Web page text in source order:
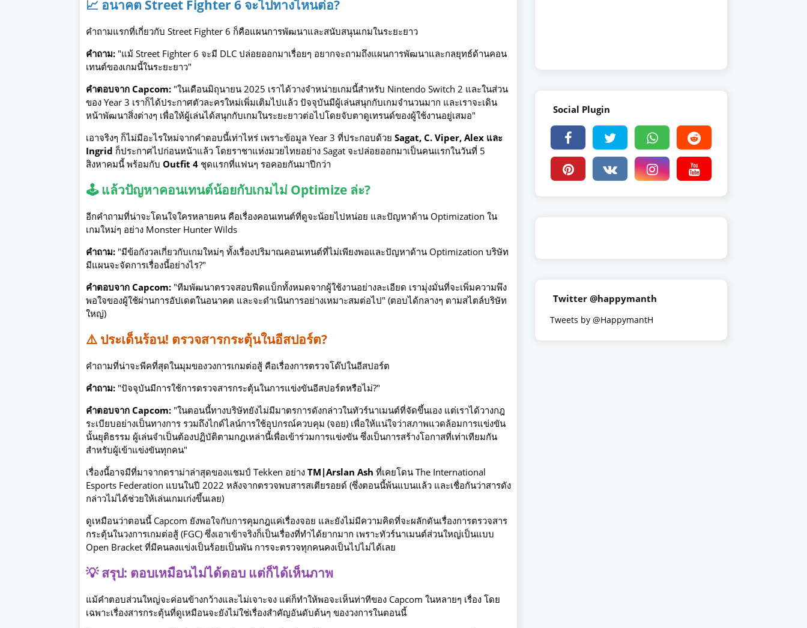
📈 อนาคต Street Fighter 6 จะไปทางไหนต่อ?
คำถามแรกที่เกี่ยวกับ Street Fighter 6 ก็คือแผนการพัฒนาและสนับสนุนเกมในระยะยาว
คำถาม: "แม้ Street Fighter 6 จะมี DLC ปล่อยออกมาเรื่อยๆ อยากจะถามถึงแผนการพัฒนาและกลยุทธ์ด้านคอน
เทนต์ของเกมนี้ในระยะยาว"
คำตอบจาก Capcom: "ในเดือนมิถุนายน 2025 เราได้วางจำหน่ายเกมนี้สำหรับ Nintendo Switch 2 และในส่วน
ของ Year 3 เราก็ได้ประกาศตัวละครใหม่เพิ่มเติมไปแล้ว ปัจจุบันมีผู้เล่นสนุกกับเกมจำนวนมาก และเราจะเดิน
หน้าพัฒนาสิ่งต่างๆ เพื่อให้ผู้เล่นได้สนุกกับเกมในระยะยาวต่อไปโดยจับตาดูเทรนด์ของผู้ใช้งานอยู่เสมอ"
เอาจริงๆ ก็ไม่มีอะไรใหม่จากคำตอบนี้เท่าไหร่ เพราะข้อมูล Year 3 ที่ประกอบด้วย Sagat, C. Viper, Alex และ
Ingrid ก็ประกาศไปก่อนหน้าแล้ว โดยราชาแห่งมวยไทยอย่าง Sagat จะปล่อยออกมาเป็นคนแรกในวันที่ 5
สิงหาคมนี้ พร้อมกับ Outfit 4 ชุดแรกที่แฟนๆ รอคอยกันมาปีกว่า
🕹️ แล้วปัญหาคอนเทนต์น้อยกับเกมไม่ Optimize ล่ะ?
อีกคำถามที่น่าจะโดนใจใครหลายคน คือเรื่องคอนเทนต์ที่ดูจะน้อยไปหน่อย และปัญหาด้าน Optimization ใน
เกมใหม่ๆ อย่าง Monster Hunter Wilds
คำถาม: "มีข้อกังวลเกี่ยวกับเกมใหม่ๆ ทั้งเรื่องปริมาณคอนเทนต์ที่ไม่เพียงพอและปัญหาด้าน Optimization บริษัท
มีแผนจะจัดการเรื่องนี้อย่างไร?"
คำตอบจาก Capcom: "ทีมพัฒนาตรวจสอบฟีดแบ็กทั้งหมดจากผู้ใช้งานอย่างละเอียด เรามุ่งมั่นที่จะเพิ่มความพึง
พอใจของผู้ใช้ผ่านการอัปเดตในอนาคต และจะดำเนินการอย่างเหมาะสมต่อไป" (ตอบได้กลางๆ ตามสไตล์บริษัท
ใหญ่)
⚠️ ประเด็นร้อน! ตรวจสารกระตุ้นในอีสปอร์ต?
คำถามที่น่าจะพีคที่สุดในมุมของวงการเกมต่อสู้ คือเรื่องการตรวจโด๊ปในอีสปอร์ต
คำถาม: "ปัจจุบันมีการใช้การตรวจสารกระตุ้นในการแข่งขันอีสปอร์ตหรือไม่?"
คำตอบจาก Capcom: "ในตอนนี้ทางบริษัทยังไม่มีมาตรการดังกล่าวในทัวร์นาเมนต์ที่จัดขึ้นเอง แต่เราได้วางกฎ
ระเบียบอย่างเป็นทางการ รวมถึงไกด์ไลน์การใช้อุปกรณ์ควบคุม (จอย) เพื่อให้แน่ใจว่าสภาพแวดล้อมการแข่งขัน
นั้นยุติธรรม ผู้เล่นจำเป็นต้องปฏิบัติตามกฎเหล่านี้เพื่อเข้าร่วมการแข่งขัน ซึ่งเป็นการสร้างโอกาสที่เท่าเทียมกัน
สำหรับผู้เข้าแข่งขันทุกคน"
เรื่องนี้อาจมีที่มาจากดราม่าล่าสุดของแชมป์ Tekken อย่าง TM|Arslan Ash ที่เคยโดน The International
Esports Federation แบนในปี 2022 หลังจากตรวจพบสารสเตียรอยด์ (ซึ่งตอนนี้พ้นแบนแล้ว และเชื่อกันว่าสารดัง
กล่าวไม่ได้ช่วยให้เล่นเกมเก่งขึ้นเลย)
ดูเหมือนว่าตอนนี้ Capcom ยังพอใจกับการคุมกฎแค่เรื่องจอย และยังไม่มีความคิดที่จะผลักดันเรื่องการตรวจสาร
กระตุ้นในวงการเกมต่อสู้ (FGC) ซึ่งเอาเข้าจริงก็เป็นเรื่องที่ทำได้ยากมาก เพราะทัวร์นาเมนต์ส่วนใหญ่เป็นแบบ
Open Bracket ที่มีคนลงแข่งเป็นร้อยเป็นพัน การจะตรวจทุกคนคงเป็นไปไม่ได้เลย
💡 สรุป: ตอบเหมือนไม่ได้ตอบ แต่ก็ได้เห็นภาพ
แม้คำตอบส่วนใหญ่จะค่อนข้างกว้างและไม่เจาะจง แต่ก็ทำให้พอจะเห็นท่าทีของ Capcom ในหลายๆ เรื่อง โดย
เฉพาะเรื่องสารกระตุ้นที่ดูเหมือนจะยังไม่ใช่เรื่องสำคัญอันดับต้นๆ ของวงการในตอนนี้
Social Plugin
Twitter @happymanth
Tweets by @HappymantH